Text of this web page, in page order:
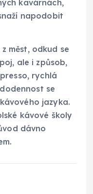
kavárnách,
napodobit
měst, odkud se
ale i způsob,
rychlá
se
jazyka.
kávové školy
dávno